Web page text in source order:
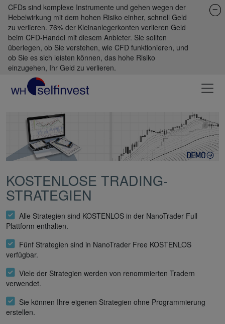
CFDs sind komplexe Instrumente und gehen wegen der
Hebelwirkung mit dem hohen Risiko einher, schnell Geld
zu verlieren. 76% der Kleinanlegerkonten verlieren Geld
beim CFD-Handel mit diesem Anbieter. Sie sollten
überlegen, ob Sie verstehen, wie CFD funktionieren, und
ob Sie es sich leisten können, das hohe Risiko
einzugehen, Ihr Geld zu verlieren.
KOSTENLOSE TRADING-
STRATEGIEN
Alle Strategien sind KOSTENLOS in der NanoTrader Full
Plattform enthalten.
Fünf Strategien sind in NanoTrader Free KOSTENLOS
verfügbar.
Viele der Strategien werden von renommierten Tradern
verwendet.
Sie können Ihre eigenen Strategien ohne Programmierung
erstellen.